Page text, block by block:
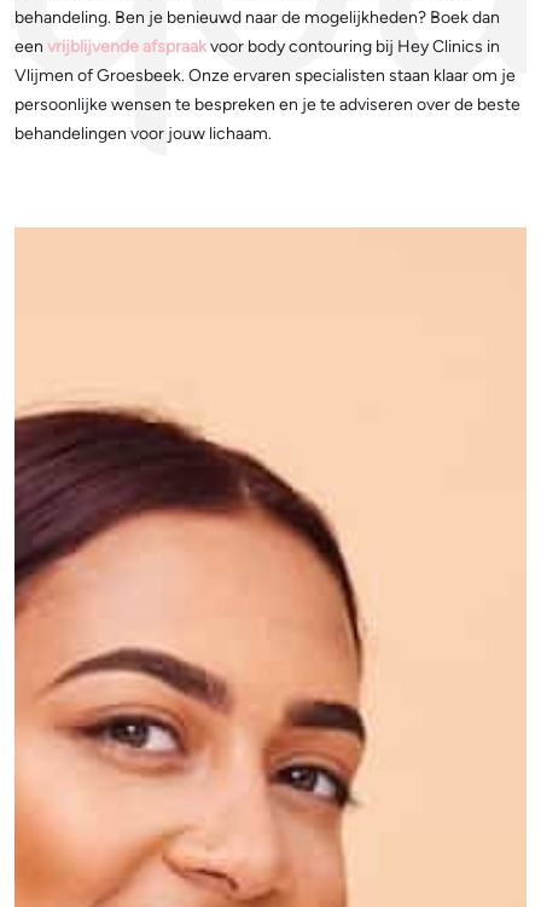
behandeling. Ben je benieuwd naar de mogelijkheden? Boek dan
een vrijblijvende afspraakvoor body contouring bij Hey Clinics in
Vlijmen of Groesbeek. Onze ervaren specialisten staan klaar om je
persoonlijke wensen te bespreken en je te adviseren over de beste
behandelingen voor jouw lichaam.